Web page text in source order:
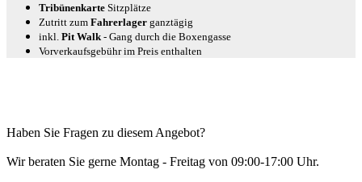
Tribünenkarte Sitzplätze
Zutritt zum Fahrerlager ganztägig
inkl. Pit Walk - Gang durch die Boxengasse
Vorverkaufsgebühr im Preis enthalten
Haben Sie Fragen zu diesem Angebot?
Wir beraten Sie gerne Montag - Freitag von 09:00-17:00 Uhr.